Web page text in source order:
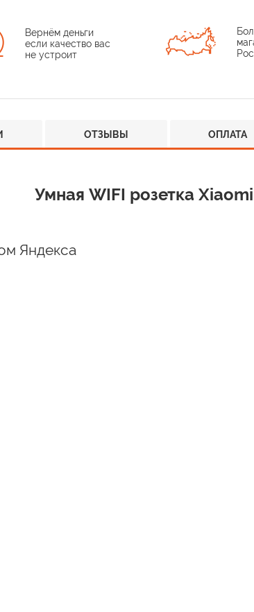
Вернём деньги
если качество вас
не устроит
ОТЗЫВЫ ОПЛАТА
Умная WIFI розетка Xiaomi
Яндекса